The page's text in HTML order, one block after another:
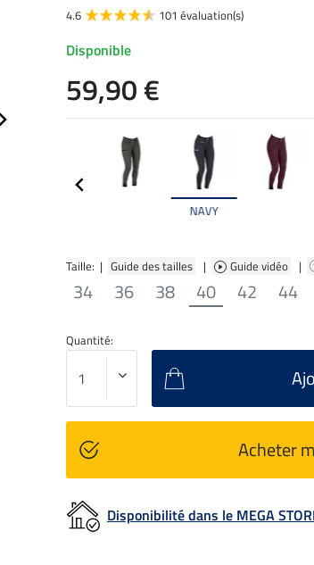
NAVY
Taille: | Guide des tailles | Guide vidéo |
34 36 38 40 42 44
4.6
101 évaluation(s)
Disponible
59,90 €
Quantité:
Acheter
Disponibilité dans le MEGA